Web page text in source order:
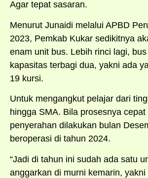
Agar tepat sasaran.
Menurut Junaidi melalui APBD
2023, Pemkab Kukar sedikitnya
enam unit bus. Lebih rinci lagi,
kapasitas terbagi dua, yakni ada
19 kursi.
Untuk mengangkut pelajar dari
hingga SMA. Bila prosesnya cepat
penyerahan dilakukan bulan
beroperasi di tahun 2024.
“Jadi di tahun ini sudah ada satu
anggarkan di murni kemarin, yakni